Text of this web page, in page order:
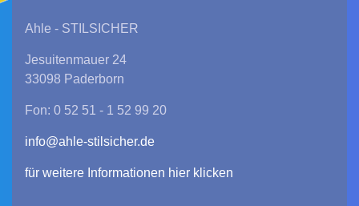
Ahle - STILSICHER
Jesuitenmauer 24
33098 Paderborn
Fon: 0 52 51 - 1 52 99 20
info@ahle-stilsicher.de
für weitere Informationen hier klicken